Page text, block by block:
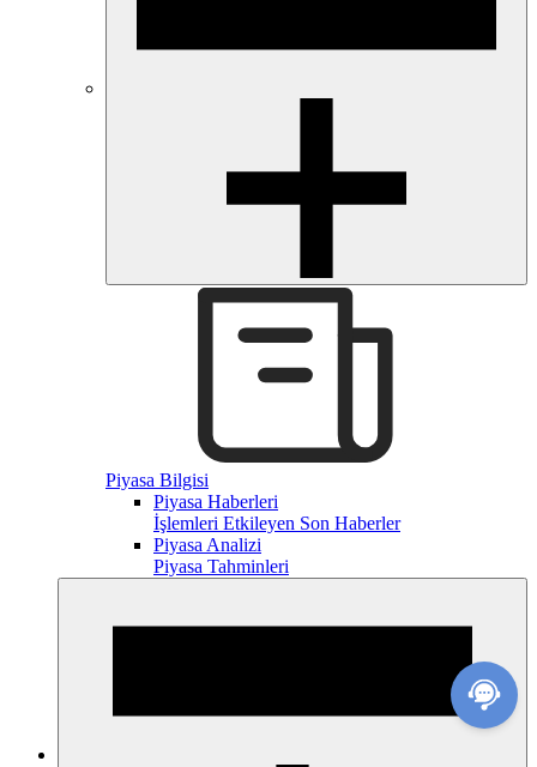
Piyasa Bilgisi
Piyasa Haberleri
İşlemleri Etkileyen Son Haberler
Piyasa Analizi
Piyasa Tahminleri